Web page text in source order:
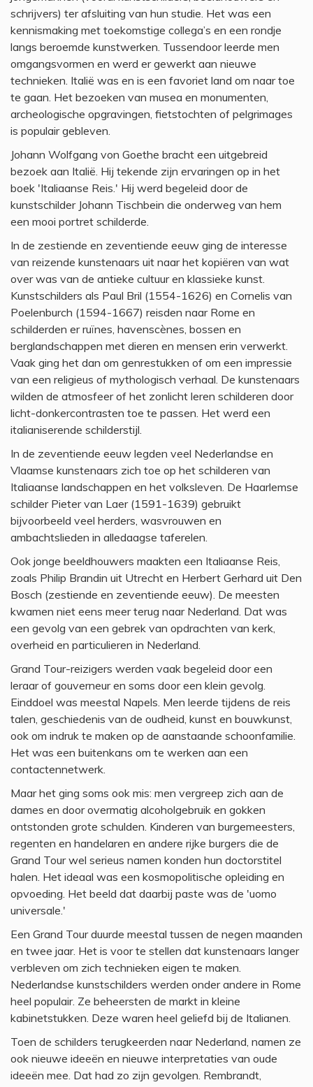
schrijvers) ter afsluiting van hun studie. Het was een
kennismaking met toekomstige collega’s en een rondje
langs beroemde kunstwerken. Tussendoor leerde men
omgangsvormen en werd er gewerkt aan nieuwe
technieken. Italië was en is een favoriet land om naar toe
te gaan. Het bezoeken van musea en monumenten,
archeologische opgravingen, fietstochten of pelgrimages
is populair gebleven.
Johann Wolfgang von Goethe bracht een uitgebreid
bezoek aan Italië. Hij tekende zijn ervaringen op in het
boek 'Italiaanse Reis.' Hij werd begeleid door de
kunstschilder Johann Tischbein die onderweg van hem
een mooi portret schilderde.
In de zestiende en zeventiende eeuw ging de interesse
van reizende kunstenaars uit naar het kopiëren van wat
over was van de antieke cultuur en klassieke kunst.
Kunstschilders als Paul Bril (1554-1626) en Cornelis van
Poelenburch (1594-1667) reisden naar Rome en
schilderden er ruïnes, havenscènes, bossen en
berglandschappen met dieren en mensen erin verwerkt.
Vaak ging het dan om genrestukken of om een impressie
van een religieus of mythologisch verhaal. De kunstenaars
wilden de atmosfeer of het zonlicht leren schilderen door
licht-donkercontrasten toe te passen. Het werd een
italianiserende schilderstijl.
In de zeventiende eeuw legden veel Nederlandse en
Vlaamse kunstenaars zich toe op het schilderen van
Italiaanse landschappen en het volksleven. De Haarlemse
schilder Pieter van Laer (1591-1639) gebruikt
bijvoorbeeld veel herders, wasvrouwen en
ambachtslieden in alledaagse taferelen.
Ook jonge beeldhouwers maakten een Italiaanse Reis,
zoals Philip Brandin uit Utrecht en Herbert Gerhard uit Den
Bosch (zestiende en zeventiende eeuw). De meesten
kwamen niet eens meer terug naar Nederland. Dat was
een gevolg van een gebrek van opdrachten van kerk,
overheid en particulieren in Nederland.
Grand Tour-reizigers werden vaak begeleid door een
leraar of gouverneur en soms door een klein gevolg.
Einddoel was meestal Napels. Men leerde tijdens de reis
talen, geschiedenis van de oudheid, kunst en bouwkunst,
ook om indruk te maken op de aanstaande schoonfamilie.
Het was een buitenkans om te werken aan een
contactennetwerk.
Maar het ging soms ook mis: men vergreep zich aan de
dames en door overmatig alcoholgebruik en gokken
ontstonden grote schulden. Kinderen van burgemeesters,
regenten en handelaren en andere rijke burgers die de
Grand Tour wel serieus namen konden hun doctorstitel
halen. Het ideaal was een kosmopolitische opleiding en
opvoeding. Het beeld dat daarbij paste was de 'uomo
universale.'
Een Grand Tour duurde meestal tussen de negen maanden
en twee jaar. Het is voor te stellen dat kunstenaars langer
verbleven om zich technieken eigen te maken.
Nederlandse kunstschilders werden onder andere in Rome
heel populair. Ze beheersten de markt in kleine
kabinetstukken. Deze waren heel geliefd bij de Italianen.
Toen de schilders terugkeerden naar Nederland, namen ze
ook nieuwe ideeën en nieuwe interpretaties van oude
ideeën mee. Dat had zo zijn gevolgen. Rembrandt,